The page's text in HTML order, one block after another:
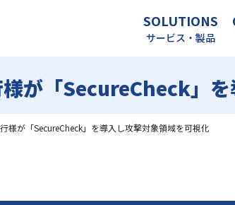
SOLUTIONS
サービス・製品
が「SecureCheck」を
様が「SecureCheck」を導入し攻撃対象領域を可視化